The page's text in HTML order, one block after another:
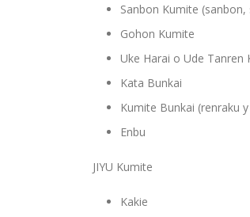
Sanbon Kumite
Gohon Kumite
Uke Harai o Ude Tanren
Kata Bunkai
Kumite Bunkai (renraku
Enbu
JIYU Kumite
Kakie